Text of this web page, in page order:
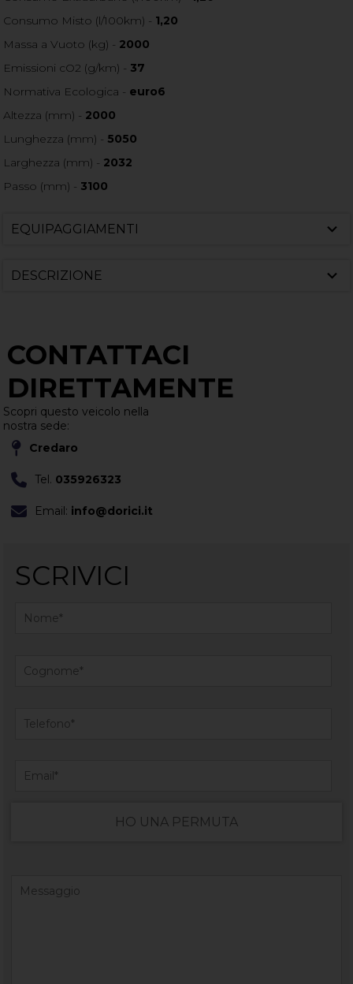
Consumo Misto (l/100km) - 1,20
Massa a Vuoto (kg) - 2000
Emissioni cO2 (g/km) - 37
Normativa Ecologica - euro6
Altezza (mm) - 2000
Lunghezza (mm) - 5050
Larghezza (mm) - 2032
Passo (mm) - 3100
EQUIPAGGIAMENTI
DESCRIZIONE
CONTATTACI
DIRETTAMENTE
Scopri questo veicolo nella
nostra sede:
Credaro
Tel. 035926323
Email: info@dorici.it
SCRIVICI
HO UNA PERMUTA